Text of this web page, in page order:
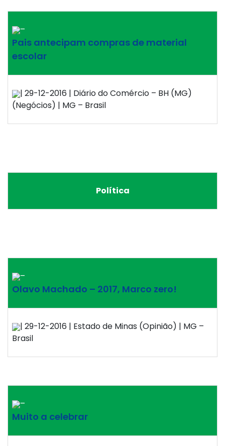
–
Pais antecipam compras de material
escolar
| 29-12-2016 | Diário do Comércio – BH (MG)
(Negócios) | MG – Brasil
Política
–
Olavo Machado – 2017, Marco zero!
| 29-12-2016 | Estado de Minas (Opinião) | MG –
Brasil
–
Muito a celebrar